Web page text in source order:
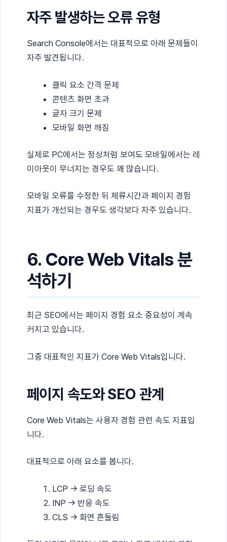
자주 발생하는 오류 유형
Search Console에서는 대표적으로 아래 문제들이
자주 발견됩니다.
클릭 요소 간격 문제
콘텐츠 화면 초과
글자 크기 문제
모바일 화면 깨짐
실제로 PC에서는 정상처럼 보여도 모바일에서는 레
이아웃이 무너지는 경우도 꽤 많습니다.
모바일 오류를 수정한 뒤 체류시간과 페이지 경험
지표가 개선되는 경우도 생각보다 자주 있습니다.
6. Core Web Vitals 분
석하기
최근 SEO에서는 페이지 경험 요소 중요성이 계속
커지고 있습니다.
그중 대표적인 지표가 Core Web Vitals입니다.
페이지 속도와 SEO 관계
Core Web Vitals는 사용자 경험 관련 속도 지표입
니다.
대표적으로 아래 요소를 봅니다.
LCP → 로딩 속도
INP → 반응 속도
CLS → 화면 흔들림